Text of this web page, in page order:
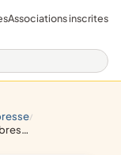
Associations inscrites
/